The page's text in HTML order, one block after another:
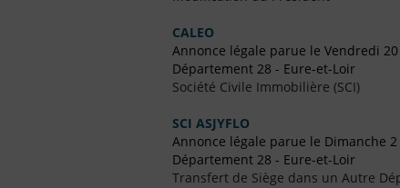
CALEO
Annonce légale parue le Vendredi
Département 28 - Eure-et-Loir
Société Civile Immobilière (SCI)
SCI ASJYFLO
Annonce légale parue le Dimanche
Département 28 - Eure-et-Loir
Transfert de Siège dans un Autre